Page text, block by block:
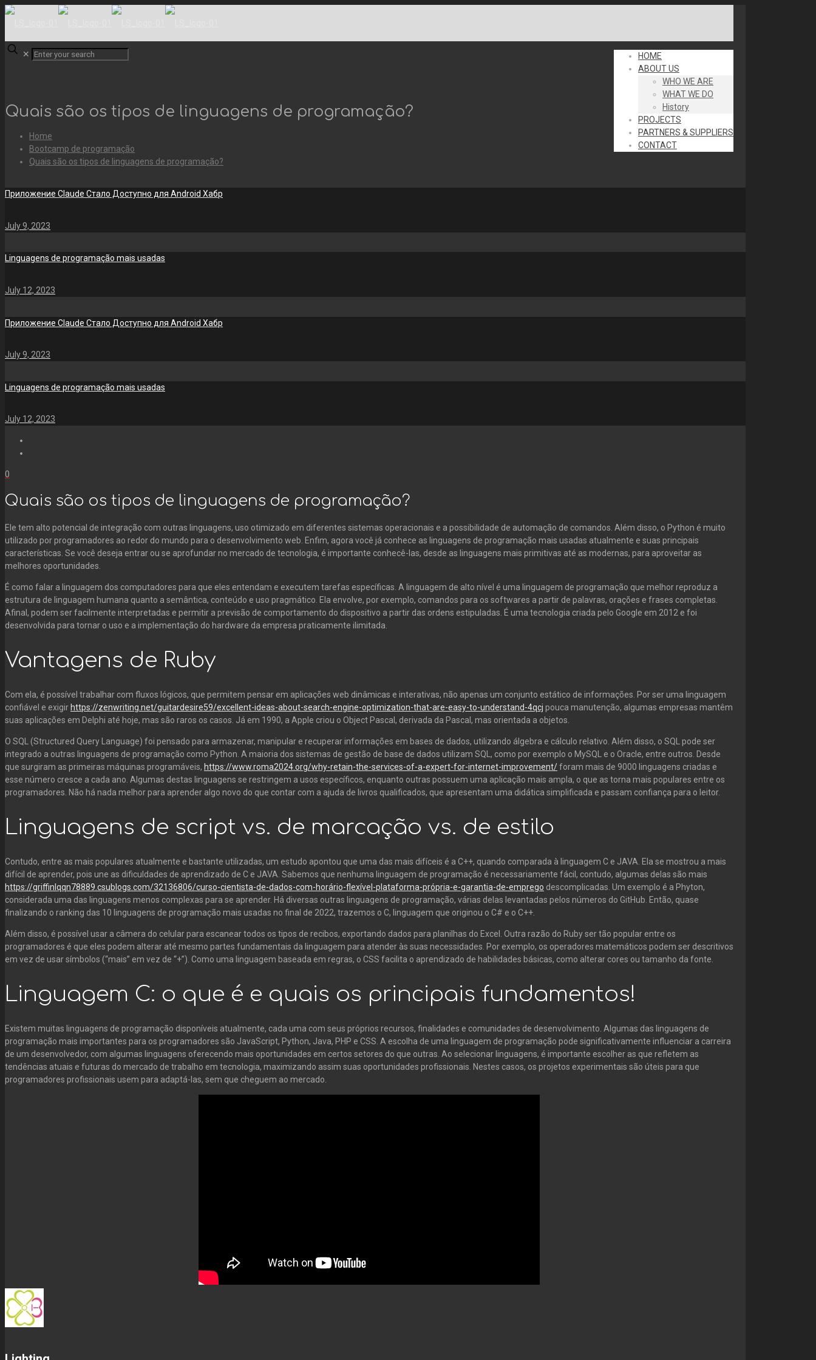
HOME
ABOUT US
WHO WE ARE
WHAT WE DO
History
PROJECTS
PARTNERS & SUPPLIERS
CONTACT
✕
Quais são os tipos de linguagens de programação?
Home
Bootcamp de programação
Quais são os tipos de linguagens de programação?
Приложение Claude Стало Доступно для Android Хабр
July 9, 2023
Linguagens de programação mais usadas
July 12, 2023
Приложение Claude Стало Доступно для Android Хабр
July 9, 2023
Linguagens de programação mais usadas
July 12, 2023
0
Quais são os tipos de linguagens de programação?
Ele tem alto potencial de integração com outras linguagens, uso otimizado em diferentes sistemas operacionais e a possibilidade de automação de comandos. Além disso, o Python é muito
utilizado por programadores ao redor do mundo para o desenvolvimento web. Enfim, agora você já conhece as linguagens de programação mais usadas atualmente e suas principais
características. Se você deseja entrar ou se aprofundar no mercado de tecnologia, é importante conhecê-las, desde as linguagens mais primitivas até as modernas, para aproveitar as
melhores oportunidades.
É como falar a linguagem dos computadores para que eles entendam e executem tarefas específicas. A linguagem de alto nível é uma linguagem de programação que melhor reproduz a
estrutura de linguagem humana quanto a semântica, conteúdo e uso pragmático. Ela envolve, por exemplo, comandos para os softwares a partir de palavras, orações e frases completas.
Afinal, podem ser facilmente interpretadas e permitir a previsão de comportamento do dispositivo a partir das ordens estipuladas. É uma tecnologia criada pelo Google em 2012 e foi
desenvolvida para tornar o uso e a implementação do hardware da empresa praticamente ilimitada.
Vantagens de Ruby
Com ela, é possível trabalhar com fluxos lógicos, que permitem pensar em aplicações web dinâmicas e interativas, não apenas um conjunto estático de informações. Por ser uma linguagem
confiável e exigir https://zenwriting.net/guitardesire59/excellent-ideas-about-search-engine-optimization-that-are-easy-to-understand-4qcj pouca manutenção, algumas empresas mantêm
suas aplicações em Delphi até hoje, mas são raros os casos. Já em 1990, a Apple criou o Object Pascal, derivada da Pascal, mas orientada a objetos.
O SQL (Structured Query Language) foi pensado para armazenar, manipular e recuperar informações em bases de dados, utilizando álgebra e cálculo relativo. Além disso, o SQL pode ser
integrado a outras linguagens de programação como Python. A maioria dos sistemas de gestão de base de dados utilizam SQL, como por exemplo o MySQL e o Oracle, entre outros. Desde
que surgiram as primeiras máquinas programáveis, https://www.roma2024.org/why-retain-the-services-of-a-expert-for-internet-improvement/foram mais de 9000 linguagens criadas e
esse número cresce a cada ano. Algumas destas linguagens se restringem a usos específicos, enquanto outras possuem uma aplicação mais ampla, o que as torna mais populares entre os
programadores. Não há nada melhor para aprender algo novo do que contar com a ajuda de livros qualificados, que apresentam uma didática simplificada e passam confiança para o leitor.
Linguagens de script vs. de marcação vs. de estilo
Contudo, entre as mais populares atualmente e bastante utilizadas, um estudo apontou que uma das mais difíceis é a C++, quando comparada à linguagem C e JAVA. Ela se mostrou a mais
difícil de aprender, pois une as dificuldades de aprendizado de C e JAVA. Sabemos que nenhuma linguagem de programação é necessariamente fácil, contudo, algumas delas são mais
https://griffinlqqn78889.csublogs.com/32136806/curso-cientista-de-dados-com-horário-flexível-plataforma-própria-e-garantia-de-emprego descomplicadas. Um exemplo é a Phyton,
considerada uma das linguagens menos complexas para se aprender. Há diversas outras linguagens de programação, várias delas levantadas pelos números do GitHub. Então, quase
finalizando o ranking das 10 linguagens de programação mais usadas no final de 2022, trazemos o C, linguagem que originou o C# e o C++.
Além disso, é possível usar a câmera do celular para escanear todos os tipos de recibos, exportando dados para planilhas do Excel. Outra razão do Ruby ser tão popular entre os
programadores é que eles podem alterar até mesmo partes fundamentais da linguagem para atender às suas necessidades. Por exemplo, os operadores matemáticos podem ser descritivos
em vez de usar símbolos (“mais” em vez de “+”). Como uma linguagem baseada em regras, o CSS facilita o aprendizado de habilidades básicas, como alterar cores ou tamanho da fonte.
Linguagem C: o que é e quais os principais fundamentos!
Existem muitas linguagens de programação disponíveis atualmente, cada uma com seus próprios recursos, finalidades e comunidades de desenvolvimento. Algumas das linguagens de
programação mais importantes para os programadores são JavaScript, Python, Java, PHP e CSS. A escolha de uma linguagem de programação pode significativamente influenciar a carreira
de um desenvolvedor, com algumas linguagens oferecendo mais oportunidades em certos setores do que outras. Ao selecionar linguagens, é importante escolher as que refletem as
tendências atuais e futuras do mercado de trabalho em tecnologia, maximizando assim suas oportunidades profissionais. Nestes casos, os projetos experimentais são úteis para que
programadores profissionais usem para adaptá-las, sem que cheguem ao mercado.